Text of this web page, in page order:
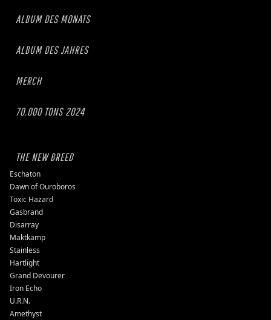
ALBUM DES MONATS
ALBUM DES JAHRES
MERCH
70.000 TONS 2024
THE NEW BREED
Eschaton
Dawn of Ouroboros
Toxic Hazard
Gasbrand
Disarray
Maktkamp
Stainless
Hartlight
Grand Devourer
Iron Echo
U.R.N.
Amethyst